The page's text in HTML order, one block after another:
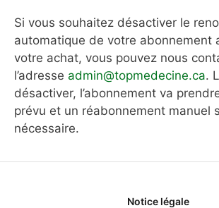
Si vous souhaitez désactiver le
automatique de votre abonnement
votre achat, vous pouvez nous
l’adresse admin@topmedecine.ca.
désactiver, l’abonnement va
prévu et un réabonnement manuel
nécessaire.
Notice légale